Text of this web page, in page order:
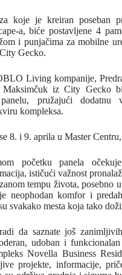
koje je kreiran poseban
a, biće postavljene 4
i punjačima za mobilne
Gecko.
Living kompanije,
iz City Gecko
pružajući dodatnu
kompleksa.
8. i 9. aprila u Master
početku panela
ističući važnost
tempu života, posebno
neophodan komfor i
svakako mesta koja tako
da saznate još
udoban i
Novella Business
projekte, informacije,